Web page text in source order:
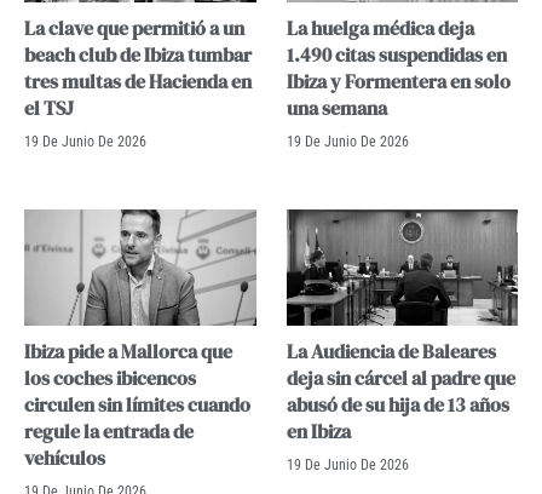
La clave que permitió a un
beach club de Ibiza tumbar
tres multas de Hacienda en
el TSJ
19 De Junio De 2026
La huelga médica deja
1.490 citas suspendidas en
Ibiza y Formentera en solo
una semana
19 De Junio De 2026
Ibiza pide a Mallorca que
los coches ibicencos
circulen sin límites cuando
regule la entrada de
vehículos
La Audiencia de Baleares
deja sin cárcel al padre que
abusó de su hija de 13 años
en Ibiza
19 De Junio De 2026